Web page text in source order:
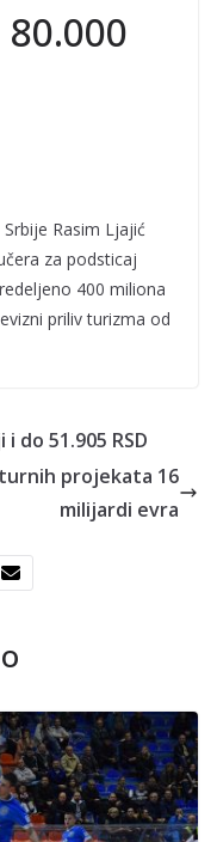
požari;
su
Rasim Ljajić
za podsticaj
400 miliona
priliv turizma od
do 51.905 RSD
projekata 16
milijardi evra